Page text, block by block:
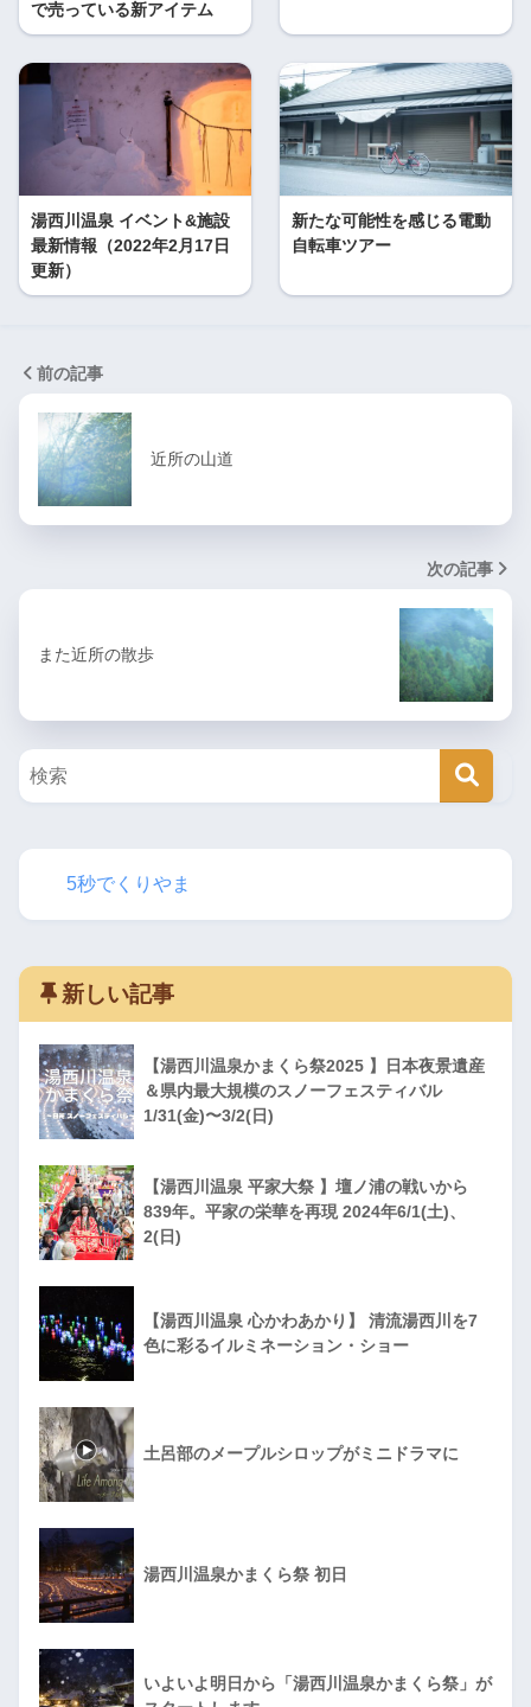
で売っている新アイテム
湯西川温泉 イベント&施設
最新情報（2022年2月17日
更新）
新たな可能性を感じる電動
自転車ツアー
前の記事
近所の山道
次の記事
また近所の散歩
5秒でくりやま
新しい記事
【湯西川温泉かまくら祭2025 】日本夜景遺産
＆県内最大規模のスノーフェスティバル
1/31(金)〜3/2(日)
【湯西川温泉 平家大祭 】壇ノ浦の戦いから
839年。平家の栄華を再現 2024年6/1(土)、
2(日)
【湯西川温泉 心かわあかり】 清流湯西川を7
色に彩るイルミネーション・ショー
土呂部のメープルシロップがミニドラマに
湯西川温泉かまくら祭 初日
いよいよ明日から「湯西川温泉かまくら祭」が